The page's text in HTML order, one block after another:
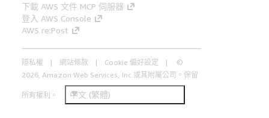
下載 AWS 文件 MCP 伺服器
登入 AWS Console
AWS re:Post
隱私權 網站條款 Cookie 偏好設定
©
2026, Amazon Web Services, Inc.或其附屬公司。保留
所有權利。 中文 (繁體)